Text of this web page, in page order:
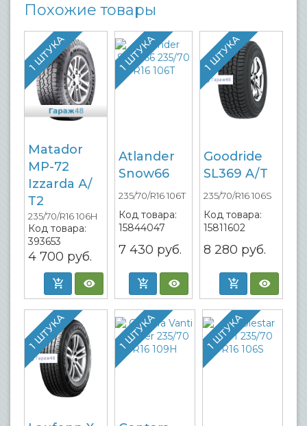
Похожие товары
1 ШТУКА
Matador
MP-72
Izzarda А/
Т2
235/70/R16 106H
Код товара:
393653
4 700 руб.
1 ШТУКА
Atlander
Snow66
235/70/R16 106T
Код товара:
15844047
7 430 руб.
1 ШТУКА
Goodride
SL369 A/T
235/70/R16 106S
Код товара:
15811602
8 280 руб.
1 ШТУКА 1 ШТУКА 1 ШТУКА